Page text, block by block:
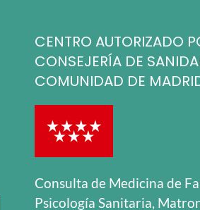
CENTRO AUTORIZADO
CONSEJERÍA DE
COMUNIDAD DE
Consulta de Medicina de
Psicología Sanitaria,